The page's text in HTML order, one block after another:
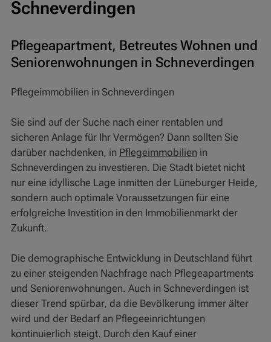
Schneverdingen
Pflegeapartment, Betreutes Wohnen und
Seniorenwohnungen in Schneverdingen
Pflegeimmobilien in Schneverdingen
Sie sind auf der Suche nach einer rentablen und
sicheren Anlage für Ihr Vermögen? Dann sollten Sie
darüber nachdenken, in Pflegeimmobilien in
Schneverdingen zu investieren. Die Stadt bietet nicht
nur eine idyllische Lage inmitten der Lüneburger Heide,
sondern auch optimale Voraussetzungen für eine
erfolgreiche Investition in den Immobilienmarkt der
Zukunft.
Die demographische Entwicklung in Deutschland führt
zu einer steigenden Nachfrage nach Pflegeapartments
und Seniorenwohnungen. Auch in Schneverdingen ist
dieser Trend spürbar, da die Bevölkerung immer älter
wird und der Bedarf an Pflegeeinrichtungen
kontinuierlich steigt. Durch den Kauf einer